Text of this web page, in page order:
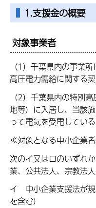
1.支援金の概要
対象事業者
（1）千葉県内の事業
高圧電力需給に関する
（2）千葉県内の特別
地等）に入居し、当該
って電気を受電してい
≪対象となる中小企業
次のイ又はロのいずれ
業、公共法人、宗教法
イ 中小企業支援法が
を含む）